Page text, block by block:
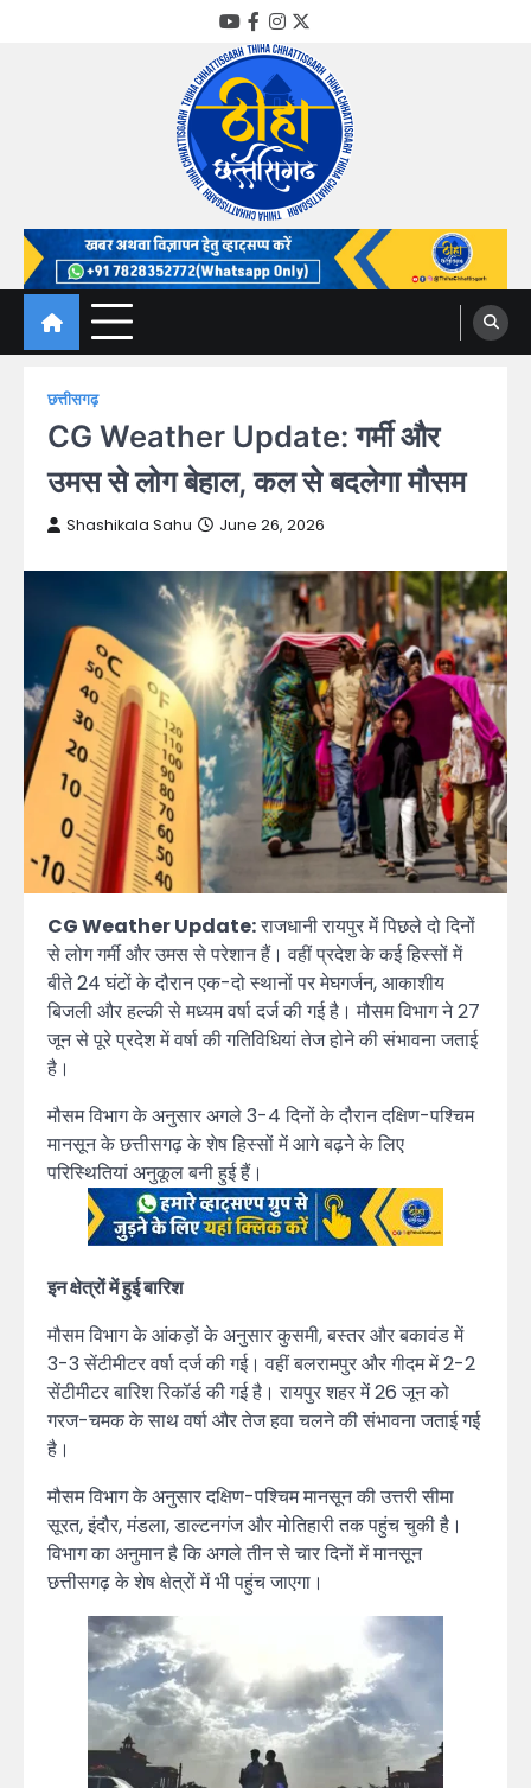
YouTube
Facebook
Instagram
Twitter
Thiha Chhattisgarh
गोठ जन-जन के
छत्तीसगढ़
CG Weather Update: गर्मी और
उमस से लोग बेहाल, कल से बदलेगा मौसम
Shashikala Sahu June 26, 2026
CG Weather Update:राजधानी रायपुर में पिछले दो दिनों
से लोग गर्मी और उमस से परेशान हैं। वहीं प्रदेश के कई हिस्सों में
बीते 24 घंटों के दौरान एक-दो स्थानों पर मेघगर्जन, आकाशीय
बिजली और हल्की से मध्यम वर्षा दर्ज की गई है। मौसम विभाग ने 27
जून से पूरे प्रदेश में वर्षा की गतिविधियां तेज होने की संभावना जताई
है।
मौसम विभाग के अनुसार अगले 3-4 दिनों के दौरान दक्षिण-पश्चिम
मानसून के छत्तीसगढ़ के शेष हिस्सों में आगे बढ़ने के लिए
परिस्थितियां अनुकूल बनी हुई हैं।
इन क्षेत्रों में हुई बारिश
मौसम विभाग के आंकड़ों के अनुसार कुसमी, बस्तर और बकावंड में
3-3 सेंटीमीटर वर्षा दर्ज की गई। वहीं बलरामपुर और गीदम में 2-2
सेंटीमीटर बारिश रिकॉर्ड की गई है। रायपुर शहर में 26 जून को
गरज-चमक के साथ वर्षा और तेज हवा चलने की संभावना जताई गई
है।
मौसम विभाग के अनुसार दक्षिण-पश्चिम मानसून की उत्तरी सीमा
सूरत, इंदौर, मंडला, डाल्टनगंज और मोतिहारी तक पहुंच चुकी है।
विभाग का अनुमान है कि अगले तीन से चार दिनों में मानसून
छत्तीसगढ़ के शेष क्षेत्रों में भी पहुंच जाएगा।